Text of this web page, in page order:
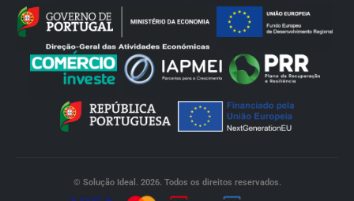
© Solução Ideal. 2026. Todos os direitos reservados.